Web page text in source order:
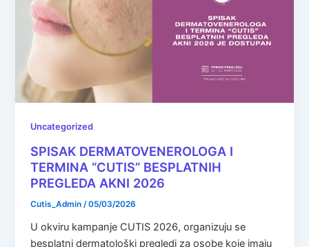
Uncategorized
SPISAK DERMATOVENEROLOGA I
TERMINA “CUTIS” BESPLATNIH
PREGLEDA AKNI 2026
Cutis_Admin /05/03/2026
U okviru kampanje CUTIS 2026, organizuju se
besplatni dermatološki pregledi za osobe koje imaju